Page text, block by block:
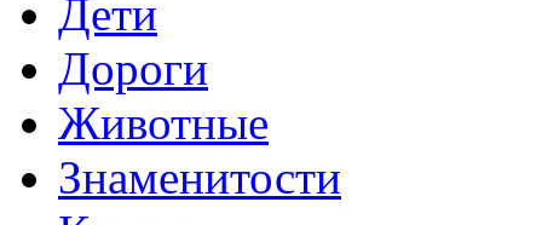
Дети
Дороги
Животные
Знаменитости